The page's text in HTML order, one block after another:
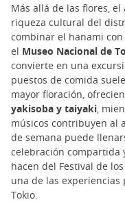
Más allá de las flores,
riqueza cultural del
combinar el hanami
el Museo Nacional de
convierte en una
puestos de comida
mayor floración,
yakisoba y taiyaki ,
músicos contribuyen al
de semana puede
celebración compartida
hacen del Festival de
una de las
Tokio.